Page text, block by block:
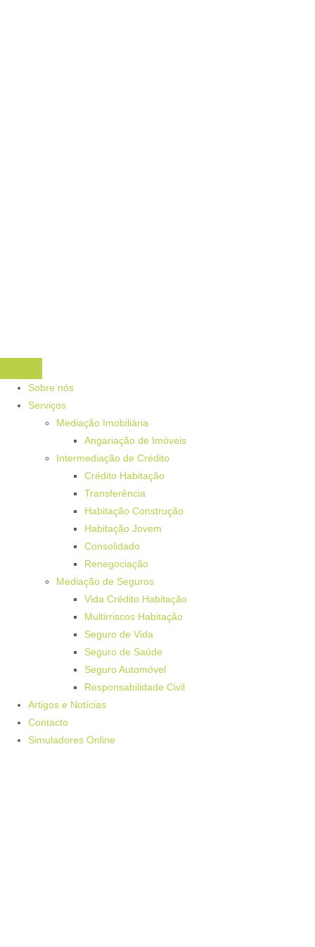
Sobre nós
Serviços
Mediação Imobiliária
Angariação de Imóveis
Intermediação de Crédito
Crédito Habitação
Transferência
Habitação Construção
Habitação Jovem
Consolidado
Renegociação
Mediação de Seguros
Vida Crédito Habitação
Multirriscos Habitação
Seguro de Vida
Seguro de Saúde
Seguro Automóvel
Responsabilidade Civil
Artigos e Notícias
Contacto
Simuladores Online